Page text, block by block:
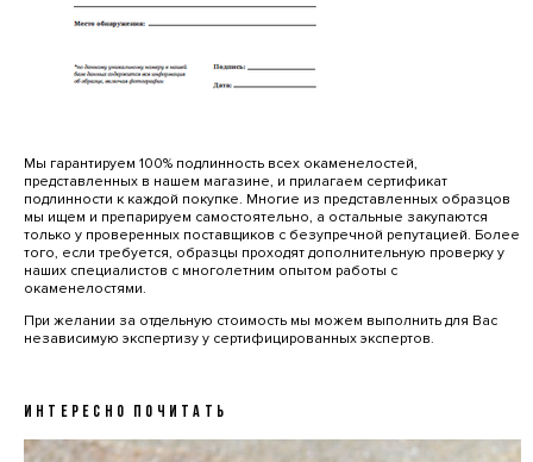
Мы гарантируем 100% подлинность всех окаменелостей,
представленных в нашем магазине, и прилагаем сертификат
подлинности к каждой покупке. Многие из представленных образцов
мы ищем и препарируем самостоятельно, а остальные закупаются
только у проверенных поставщиков с безупречной репутацией. Более
того, если требуется, образцы проходят дополнительную проверку у
наших специалистов с многолетним опытом работы с
окаменелостями.
При желании за отдельную стоимость мы можем выполнить для Вас
независимую экспертизу у сертифицированных экспертов.
ИНТЕРЕСНО ПОЧИТАТЬ